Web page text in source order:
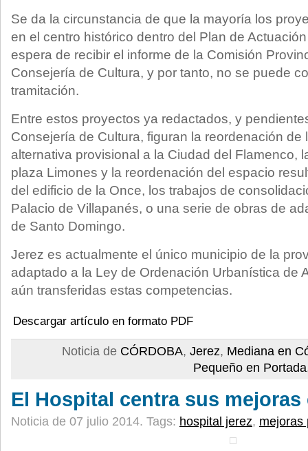
Se da la circunstancia de que la mayoría los
en el centro histórico dentro del Plan de
espera de recibir el informe de la Comisión
Consejería de Cultura, y por tanto, no se puede
tramitación.
Entre estos proyectos ya redactados, y
Consejería de Cultura, figuran la reordenación de
alternativa provisional a la Ciudad del Flamenco,
plaza Limones y la reordenación del espacio
del edificio de la Once, los trabajos de
Palacio de Villapanés, o una serie de obras de
de Santo Domingo.
Jerez es actualmente el único municipio de la
adaptado a la Ley de Ordenación Urbanística de
aún transferidas estas competencias.
Descargar artículo en formato PDF
Noticia de CÓRDOBA, Jerez, Mediana en
Pequeño en Portada
El Hospital centra sus mejoras
Noticia de 07 julio 2014. Tags: hospital jerez, mejoras